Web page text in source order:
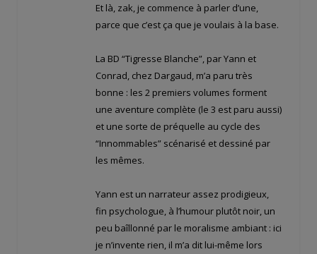
Et là, zak, je commence à parler d’une,
parce que c’est ça que je voulais à la base.
La BD “Tigresse Blanche”, par Yann et
Conrad, chez Dargaud, m’a paru très
bonne : les 2 premiers volumes forment
une aventure complète (le 3 est paru aussi)
et une sorte de préquelle au cycle des
“Innommables” scénarisé et dessiné par
les mêmes.
Yann est un narrateur assez prodigieux,
fin psychologue, à l’humour plutôt noir, un
peu baîllonné par le moralisme ambiant : ici
je n’invente rien, il m’a dit lui-même lors